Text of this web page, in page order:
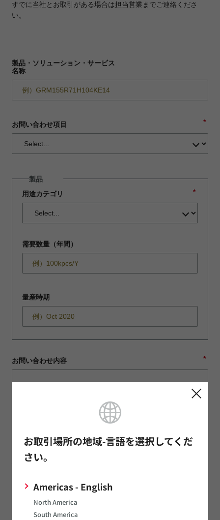
お取引場所の地域-言語を選択してくだ
さい。
Americas - English
North America
South America
すでに当社とお取引がある場合は担当営業までご連絡くださ
い。
製品・ソリューション・サービス
名称
*
お問い合わせ項目
製品
*
用途カテゴリ
需要数量（年間）
量産時期
*
お問い合わせ内容
「±」「°」「→」等の機種依存文字は文字化けする可能性があ
姓（日）
名（日）